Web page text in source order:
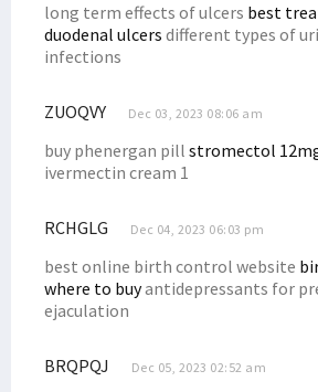
long term effects of ulcers best
duodenal ulcers different types of
infections
ZUOQVY Dec 03, 2023 08:06 am
buy phenergan pill stromectol
ivermectin cream 1
RCHGLG Dec 04, 2023 06:03 pm
best online birth control website
where to buyantidepressants for
ejaculation
BRQPQJ Dec 05, 2023 02:52 am